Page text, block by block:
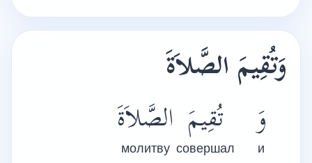
وَتُقِيمَ الصَّلاَةَ
وَ
и
تُقِيمَ
совершал
الصَّلاَةَ
молитву